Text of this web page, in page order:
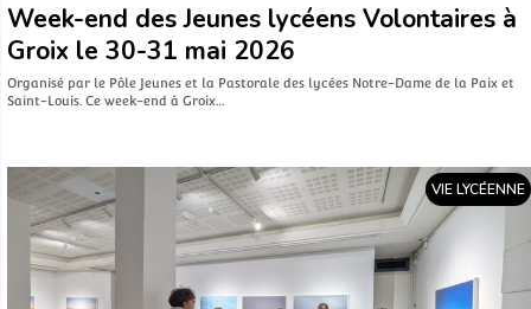
Week-end des Jeunes lycéens Volontaires à
Groix le 30-31 mai 2026
Organisé par le Pôle Jeunes et la Pastorale des lycées Notre-Dame de la Paix et
Saint-Louis. Ce week-end à Groix…
VIE LYCÉENNE